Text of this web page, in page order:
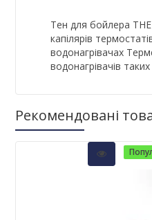
Тен для бойлера
капілярів
водонагрівачах
водонагрівачів
Рекомендовані